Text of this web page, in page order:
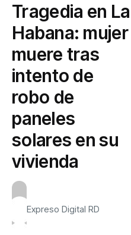
Tragedia en La
Habana: mujer
muere tras
intento de
robo de
paneles
solares en su
vivienda
Expreso Digital RD